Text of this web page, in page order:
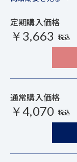
定期購入価格
￥3,663 税込
通常購入価格
￥4,070 税込